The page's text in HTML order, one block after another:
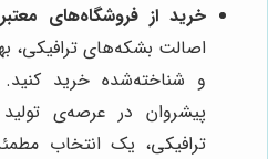
خرید از فروشگاه‌های
اصالت بشکه‌های ترافیکی،
و شناخته‌شده خرید
پیشروان در عرصه‌ی
ترافیکی، یک انتخاب